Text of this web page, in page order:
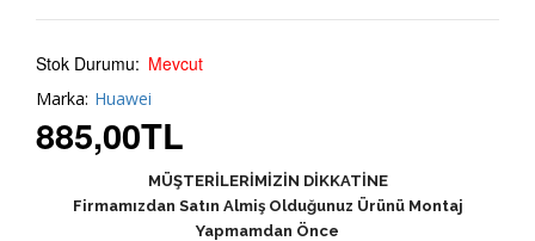
Stok Durumu: Mevcut
Marka: Huawei
885,00TL
MÜŞTERİLERİMİZİN DİKKATİNE
Firmamızdan Satın Almiş Olduğunuz Ürünü Montaj
Yapmamdan Önce